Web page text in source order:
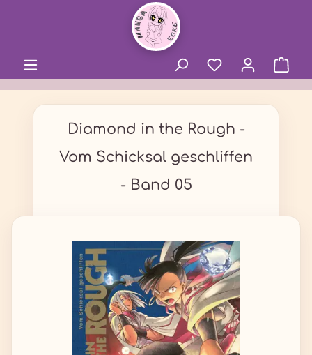
Diamond in the Rough -
Vom Schicksal geschliffen
- Band 05
Bildergalerie überspringen